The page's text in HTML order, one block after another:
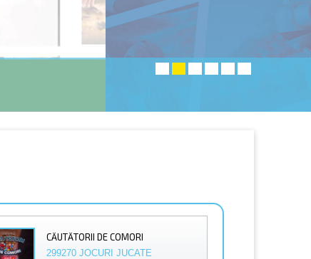
CĂUTĂTORII DE COMORI
299270 JOCURI JUCATE